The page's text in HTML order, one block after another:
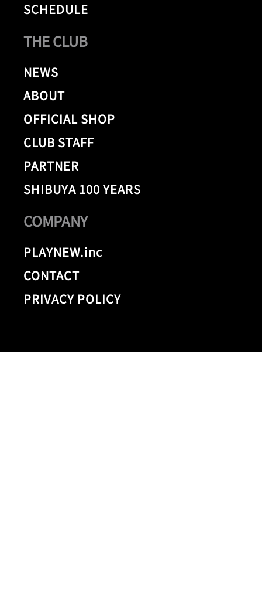
THE CLUB
NEWS
ABOUT
OFFICIAL SHOP
CLUB STAFF
PARTNER
SHIBUYA 100 YEARS
COMPANY
PLAYNEW.inc
CONTACT
PRIVACY POLICY
SCHEDULE